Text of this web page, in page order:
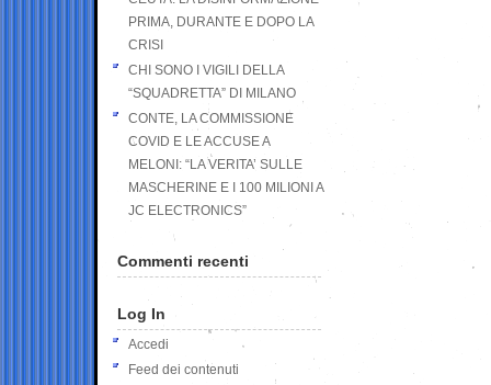
PRIMA, DURANTE E DOPO LA
CRISI
CHI SONO I VIGILI DELLA
“SQUADRETTA” DI MILANO
CONTE, LA COMMISSIONE
COVID E LE ACCUSE A
MELONI: “LA VERITA’ SULLE
MASCHERINE E I 100 MILIONI A
JC ELECTRONICS”
Commenti recenti
Log In
Accedi
Feed dei contenuti